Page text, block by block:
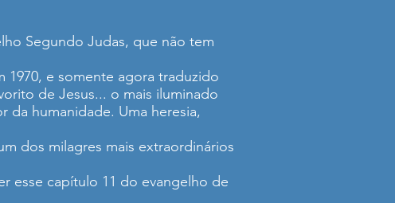
Segundo Judas, que não tem
e somente agora traduzido
de Jesus... o mais iluminado
da humanidade. Uma heresia,
dos milagres mais extraordinários
esse capítulo 11 do evangelho de